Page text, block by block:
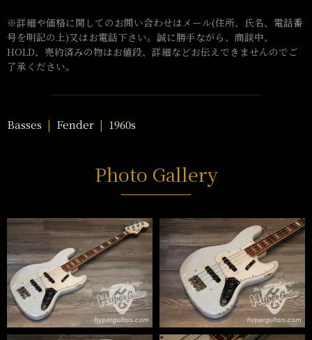
※詳細や価格に関してのお問い合わせはメール(住所、氏名、電話番
号を明記の上)又はお電話下さい。誠に勝手ながら、商談中、
HOLD、売約済みの物はお値段、詳細などお伝えできませんのでご
了承ください。
Basses Fender 1960s
Photo Gallery